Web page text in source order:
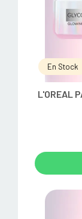
En Stock
L'OREAL